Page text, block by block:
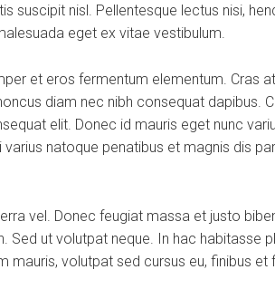
suscipit nisl. Pellentesque lectus nisi,
eget ex vitae vestibulum.
et eros fermentum elementum. Cras
diam nec nibh consequat dapibus.
elit. Donec id mauris eget nunc
natoque penatibus et magnis dis
vel. Donec feugiat massa et justo
Sed ut volutpat neque. In hac habitasse
volutpat sed cursus eu, finibus et